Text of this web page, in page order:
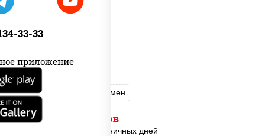
33-33
приложение
Онигири с крабом Рамен
с 11:00 до 16:00 часов
кроме выходных и праздничных дней